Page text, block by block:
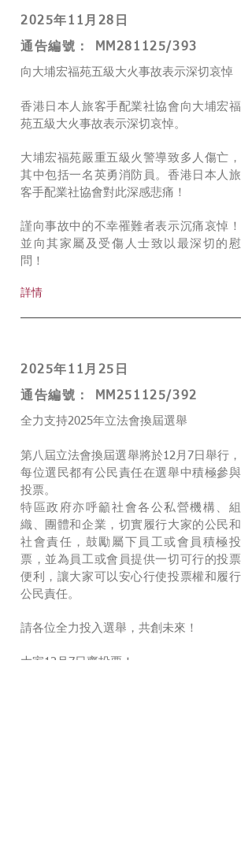
2025年11月28日
通告編號： MM281125/393
向大埔宏福苑五級大火事故表示深切哀悼
香港日本人旅客手配業社協會向大埔宏福
苑五級大火事故表示深切哀悼。
大埔宏福苑嚴重五級火警導致多人傷亡，
其中包括一名英勇消防員。香港日本人旅
客手配業社協會對此深感悲痛！
謹向事故中的不幸罹難者表示沉痛哀悼！
並向其家屬及受傷人士致以最深切的慰
問！
詳情
2025年11月25日
通告編號： MM251125/392
全力支持2025年立法會換屆選舉
第八屆立法會換屆選舉將於12月7日舉行，
每位選民都有公民責任在選舉中積極參與
投票。
特區政府亦呼籲社會各公私營機構、組
織、團體和企業，切實履行大家的公民和
社會責任，鼓勵屬下員工或會員積極投
票，並為員工或會員提供一切可行的投票
便利，讓大家可以安心行使投票權和履行
公民責任。
請各位全力投入選舉，共創未來！
大家12月7日齊投票！